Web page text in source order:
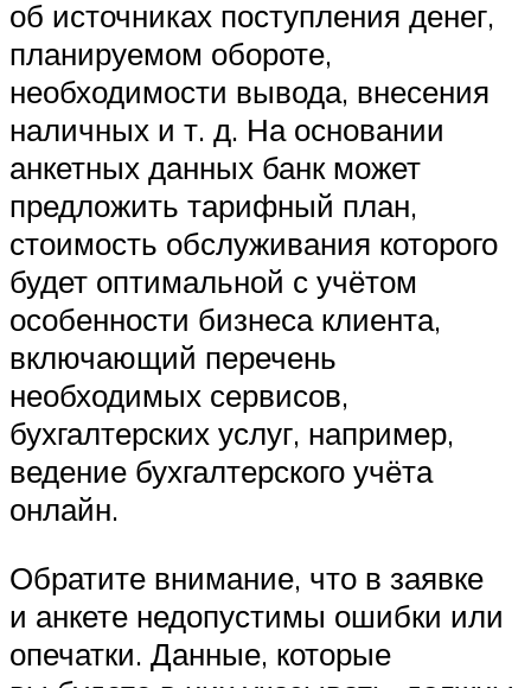
об источниках поступления денег,
планируемом обороте,
необходимости вывода, внесения
наличных и т. д. На основании
анкетных данных банк может
предложить тарифный план,
стоимость обслуживания которого
будет оптимальной с учётом
особенности бизнеса клиента,
включающий перечень
необходимых сервисов,
бухгалтерских услуг, например,
ведение бухгалтерского учёта
онлайн.
Обратите внимание, что в заявке
и анкете недопустимы ошибки или
опечатки. Данные, которые